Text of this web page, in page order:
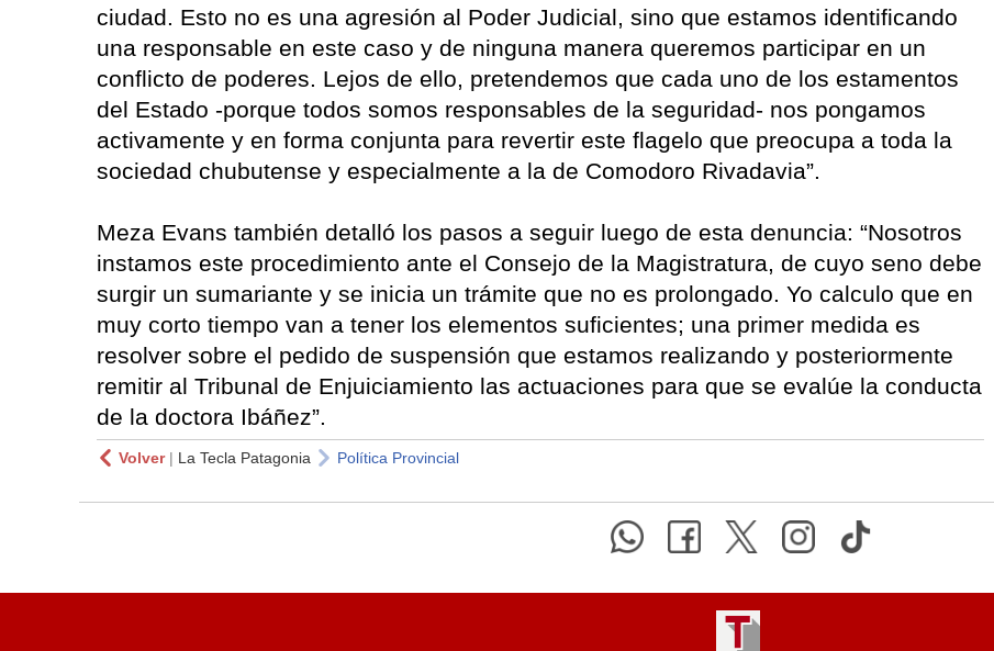
ciudad. Esto no es una agresión al Poder Judicial, sino que estamos identificando
una responsable en este caso y de ninguna manera queremos participar en un
conflicto de poderes. Lejos de ello, pretendemos que cada uno de los estamentos
del Estado -porque todos somos responsables de la seguridad- nos pongamos
activamente y en forma conjunta para revertir este flagelo que preocupa a toda la
sociedad chubutense y especialmente a la de Comodoro Rivadavia”.
Meza Evans también detalló los pasos a seguir luego de esta denuncia: “Nosotros
instamos este procedimiento ante el Consejo de la Magistratura, de cuyo seno debe
surgir un sumariante y se inicia un trámite que no es prolongado. Yo calculo que en
muy corto tiempo van a tener los elementos suficientes; una primer medida es
resolver sobre el pedido de suspensión que estamos realizando y posteriormente
remitir al Tribunal de Enjuiciamiento las actuaciones para que se evalúe la conducta
de la doctora Ibáñez”.
Volver| La Tecla Patagonia Política Provincial